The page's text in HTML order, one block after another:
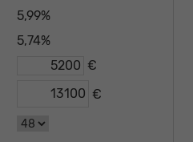
5,99%
5,74%
€
€